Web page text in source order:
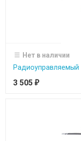
Нет в наличии
Радиоуправляемый
3 505 ₽